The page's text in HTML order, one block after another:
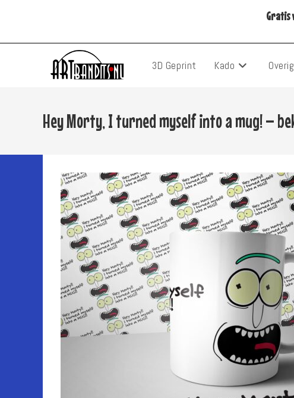
Gratis
3D Geprint Kado
Hey Morty, I turned myself into a mug! –